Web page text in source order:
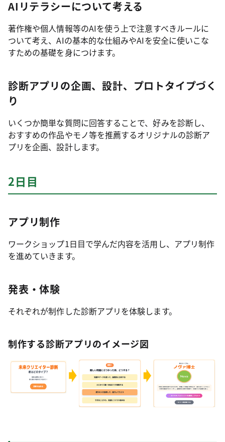
AIリテラシーについて考える
著作権や個人情報等のAIを使う上で注意すべきルールに
ついて考え、AIの基本的な仕組みやAIを安全に使いこな
すための基礎を身につけます。
診断アプリの企画、設計、プロトタイプづく
り
いくつか簡単な質問に回答することで、好みを診断し、
おすすめの作品やモノ等を推薦するオリジナルの診断ア
プリを企画、設計します。
2日目
アプリ制作
ワークショップ1日目で学んだ内容を活用し、アプリ制作
を進めていきます。
発表・体験
それぞれが制作した診断アプリを体験します。
制作する診断アプリのイメージ図